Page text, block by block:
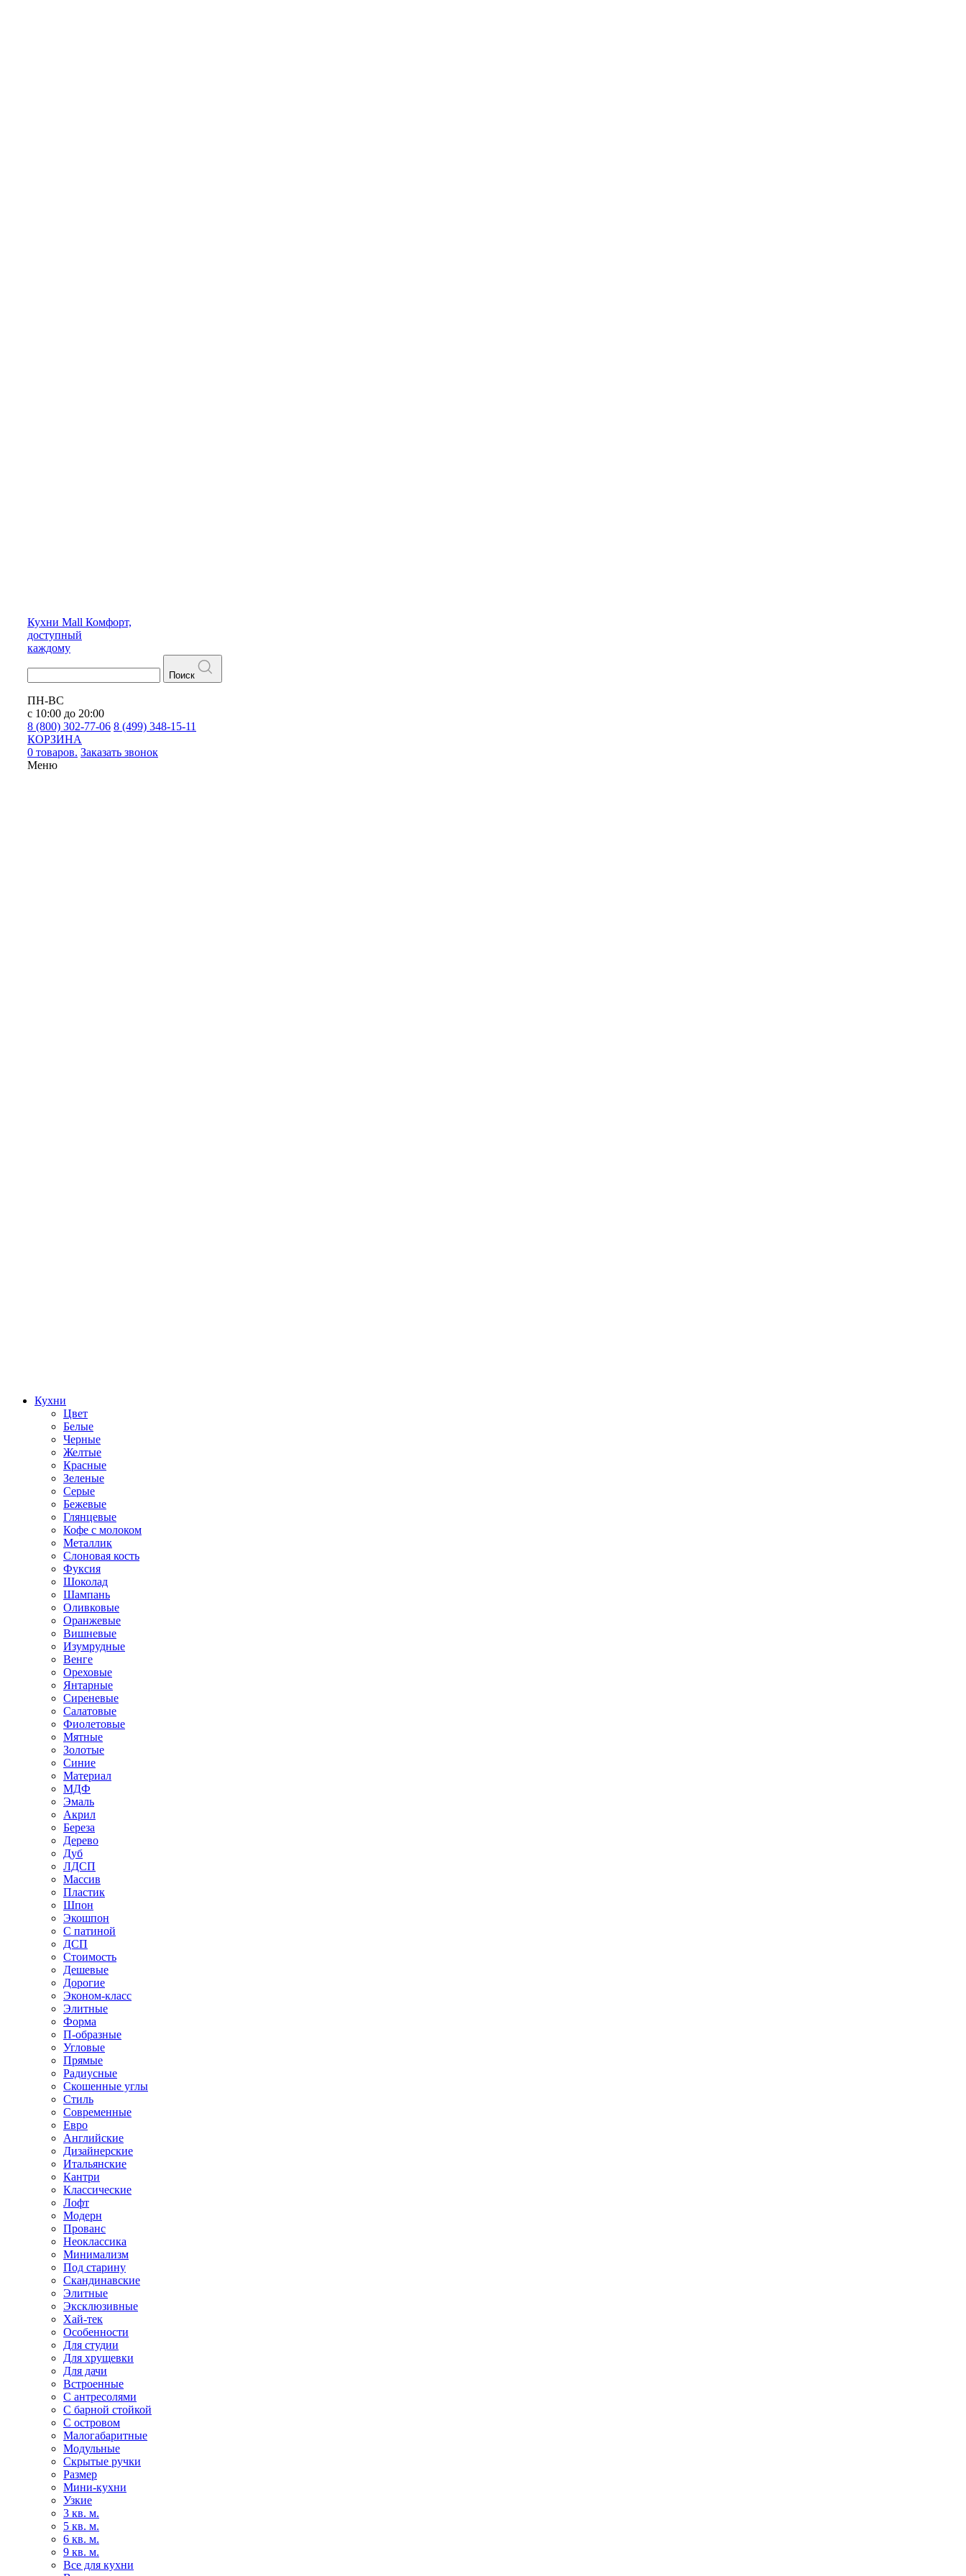
Кухни Mall Комфорт,
доступный
каждому
Поиск
ПН-ВС
с 10:00 до 20:00
8 (800) 302-77-06 8 (499) 348-15-11
КОРЗИНА
0 товаров. Заказать звонок
Меню
Кухни
Цвет
Белые
Черные
Желтые
Красные
Зеленые
Серые
Бежевые
Глянцевые
Кофе с молоком
Металлик
Слоновая кость
Фуксия
Шоколад
Шампань
Оливковые
Оранжевые
Вишневые
Изумрудные
Венге
Ореховые
Янтарные
Сиреневые
Салатовые
Фиолетовые
Мятные
Золотые
Синие
Материал
МДФ
Эмаль
Акрил
Береза
Дерево
Дуб
ЛДСП
Массив
Пластик
Шпон
Экошпон
С патиной
ДСП
Стоимость
Дешевые
Дорогие
Эконом-класс
Элитные
Форма
П-образные
Угловые
Прямые
Радиусные
Скошенные углы
Стиль
Современные
Евро
Английские
Дизайнерские
Итальянские
Кантри
Классические
Лофт
Модерн
Прованс
Неоклассика
Минимализм
Под старину
Скандинавские
Элитные
Эксклюзивные
Хай-тек
Особенности
Для студии
Для хрущевки
Для дачи
Встроенные
С антресолями
С барной стойкой
С островом
Малогабаритные
Модульные
Скрытые ручки
Размер
Мини-кухни
Узкие
3 кв. м.
5 кв. м.
6 кв. м.
9 кв. м.
Все для кухни